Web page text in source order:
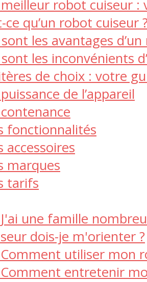
robot cuiseur
ce qu’un robot cuiseur
les avantages
les inconvénients
de choix : votre
de l’appareil
fonctionnalités
accessoires
marques
tarifs
une famille
dois-je m'orienter ?
utiliser mon
entretenir